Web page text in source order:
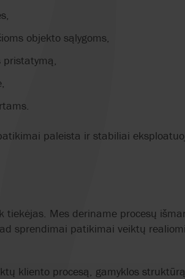
objekto sąlygoms,
pristatymą,
paleista ir stabiliai
tiekėjas. Mes deriname procesų
sprendimai patikimai veiktų
kliento procesą, gamyklos